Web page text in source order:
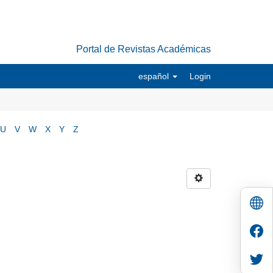
Portal de Revistas Académicas
español Login
U V W X Y Z